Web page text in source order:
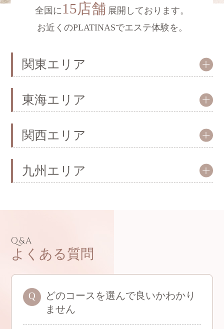
全国に15店舗 展開しております。
お近くのPLATINASでエステ体験を。
関東エリア
東海エリア
関西エリア
九州エリア
Q&A
よくある質問
どのコースを選んで良いかわかり
ません